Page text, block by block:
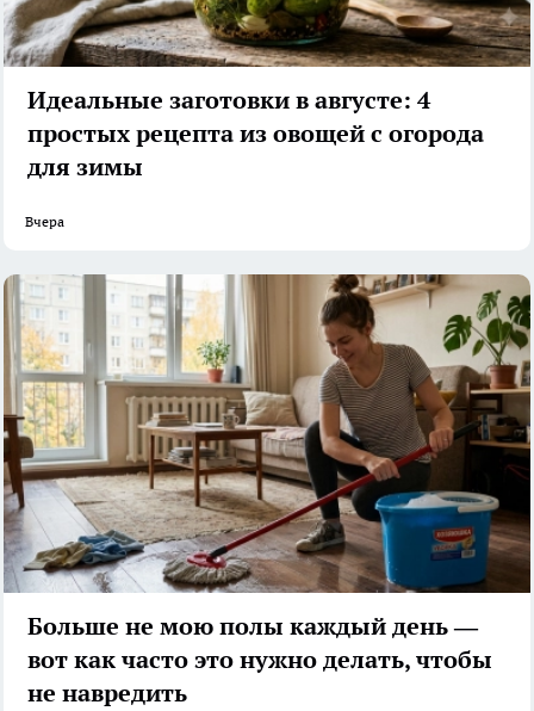
Идеальные заготовки в августе: 4
простых рецепта из овощей с огорода
для зимы
Вчера
Больше не мою полы каждый день —
вот как часто это нужно делать, чтобы
не навредить